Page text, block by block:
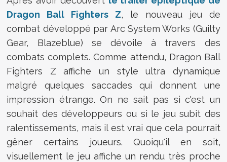
Dragon Ball Fighters Z, le nouveau jeu de
combat développé par Arc System Works (Guilty
Gear, Blazeblue) se dévoile à travers des
combats complets. Comme attendu, Dragon Ball
Fighters Z affiche un style ultra dynamique
malgré quelques saccades qui donnent une
impression étrange. On ne sait pas si c'est un
souhait des développeurs ou si le jeu subit des
ralentissements, mais il est vrai que cela pourrait
gêner certains joueurs. Quoiqu'il en soit,
visuellement le jeu affiche un rendu très proche